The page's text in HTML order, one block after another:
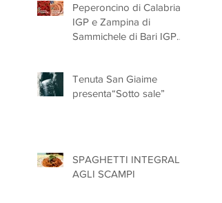
Peperoncino di Calabria
IGP e Zampina di
Sammichele di Bari IGP
Tenuta San Giaime
presenta“Sotto sale”
SPAGHETTI INTEGRALI
AGLI SCAMPI